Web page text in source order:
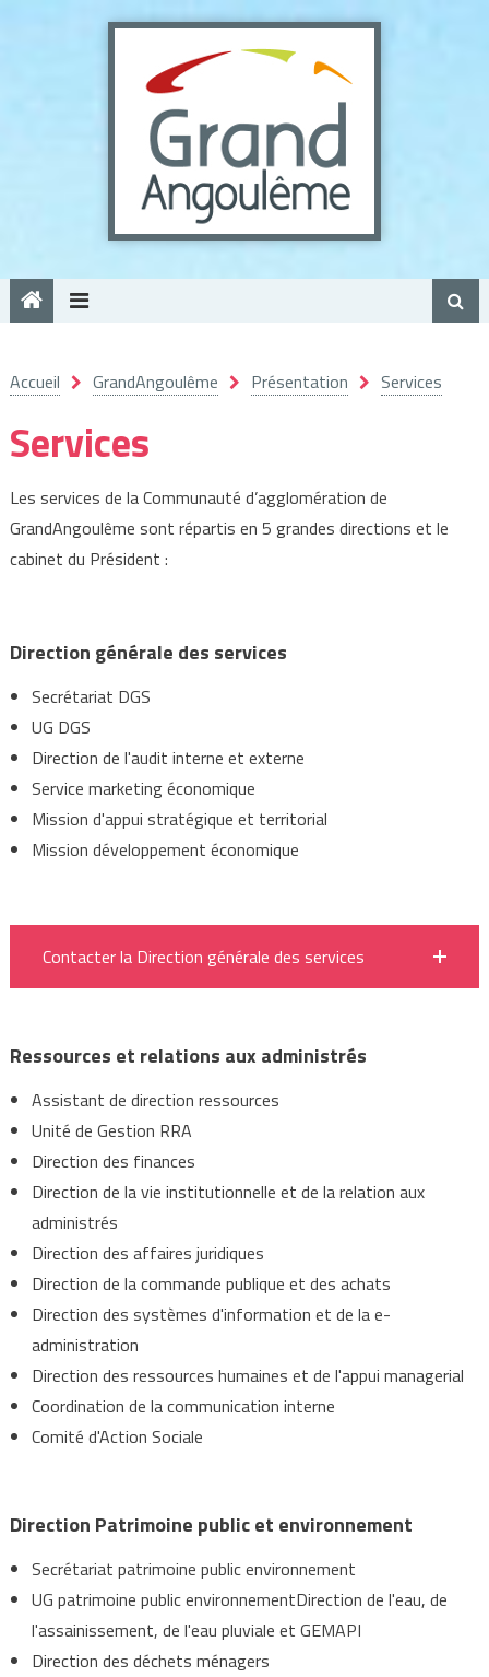
Accueil GrandAngoulême Présentation Services
Services
Les services de la Communauté d’agglomération de
GrandAngoulême sont répartis en 5 grandes directions et le
cabinet du Président :
Direction générale des services
Secrétariat DGS
UG DGS
Direction de l'audit interne et externe
Service marketing économique
Mission d'appui stratégique et territorial
Mission développement économique
Contacter la Direction générale des services
Ressources et relations aux administrés
Assistant de direction ressources
Unité de Gestion RRA
Direction des finances
Direction de la vie institutionnelle et de la relation aux
administrés
Direction des affaires juridiques
Direction de la commande publique et des achats
Direction des systèmes d'information et de la e-
administration
Direction des ressources humaines et de l'appui managerial
Coordination de la communication interne
Comité d'Action Sociale
Direction Patrimoine public et environnement
Secrétariat patrimoine public environnement
UG patrimoine public environnementDirection de l'eau, de
l'assainissement, de l'eau pluviale et GEMAPI
Direction des déchets ménagers
Panneau de gestion des cookies